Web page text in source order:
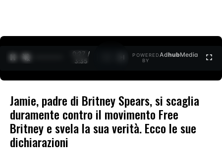
0:27 /
3:35
POWERED
BY
AdhubMedia
Jamie, padre di Britney Spears, si scaglia
duramente contro il movimento Free
Britney e svela la sua verità. Ecco le sue
dichiarazioni